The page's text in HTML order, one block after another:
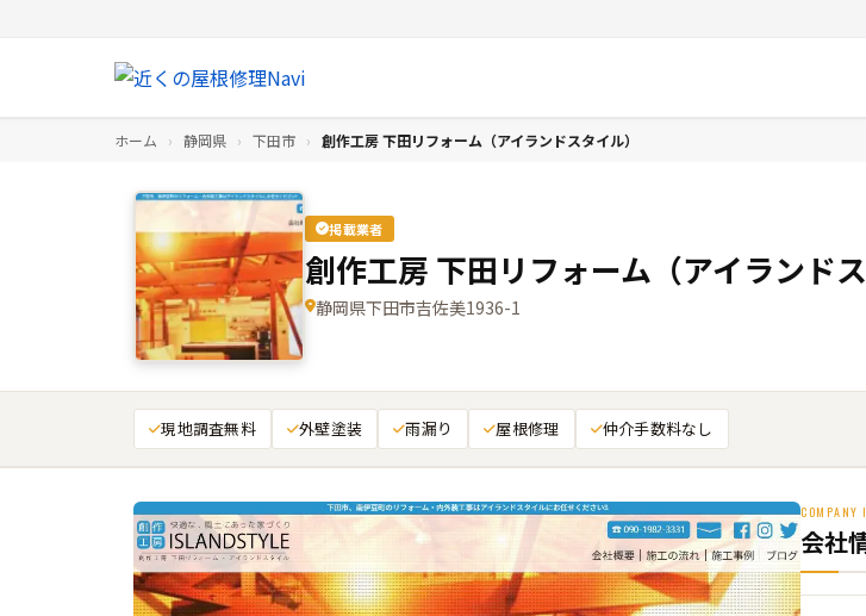
ホーム › 静岡県 › 下田市 › 創作工房 下田リフォーム（アイランドスタイル）
掲載業者
創作工房 下田リフォーム（アイランドス
静岡県下田市吉佐美1936-1
現地調査無料 外壁塗装 雨漏り 屋根修理 仲介手数料なし
COMPANY
会社